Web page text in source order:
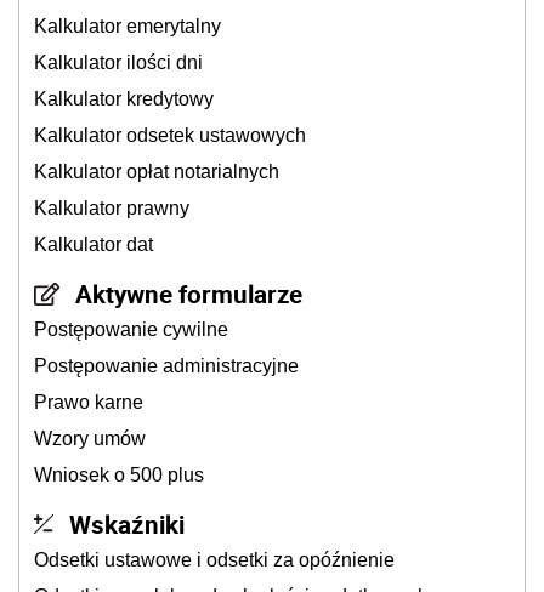
Kalkulator emerytalny
Kalkulator ilości dni
Kalkulator kredytowy
Kalkulator odsetek ustawowych
Kalkulator opłat notarialnych
Kalkulator prawny
Kalkulator dat
Aktywne formularze
Postępowanie cywilne
Postępowanie administracyjne
Prawo karne
Wzory umów
Wniosek o 500 plus
Wskaźniki
Odsetki ustawowe i odsetki za opóźnienie